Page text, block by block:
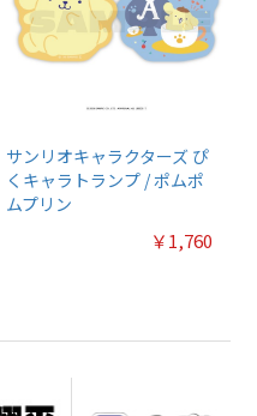
サンリオキャラクターズ ぴ
くキャラトランプ / ポムポ
ムプリン
￥1,760